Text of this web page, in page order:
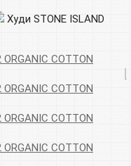
Худи STONE ISLAND